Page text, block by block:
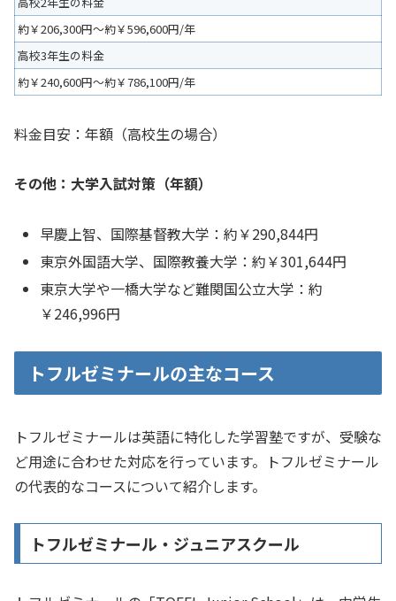
約￥206,300円～約￥596,600円/年
高校3年生の料金
約￥240,600円～約￥786,100円/年
料金目安：年額（高校生の場合）
その他：大学入試対策（年額）
早慶上智、国際基督教大学：約￥290,844円
東京外国語大学、国際教養大学：約￥301,644円
東京大学や一橋大学など難関国公立大学：約
￥246,996円
トフルゼミナールの主なコース
トフルゼミナールは英語に特化した学習塾ですが、受験な
ど用途に合わせた対応を行っています。トフルゼミナール
の代表的なコースについて紹介します。
トフルゼミナール・ジュニアスクール